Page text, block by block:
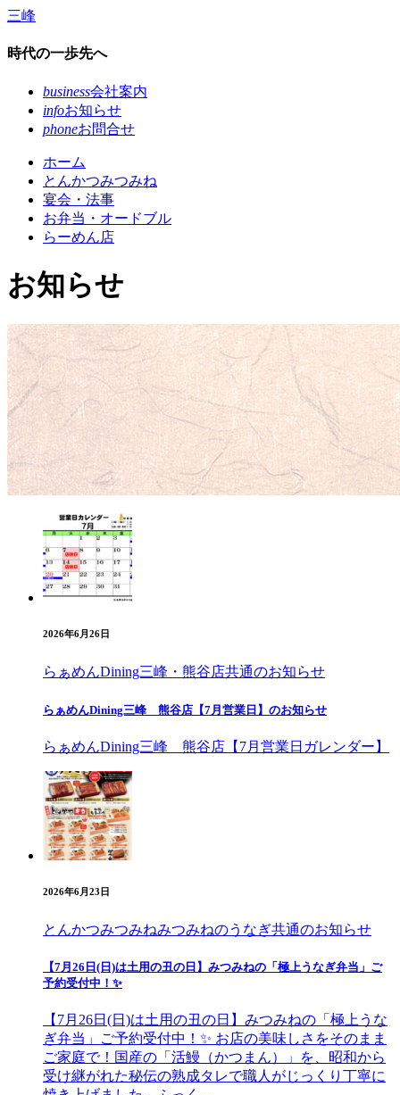
コ
テ
三峰
時代の一歩先へ
business会社案内
infoお知らせ
phoneお問合せ
ホーム
とんかつみつみね
宴会・法事
お弁当・オードブル
らーめん店
お知らせ
2026年6月26日
らぁめんDining三峰・熊谷店共通のお知らせ
らぁめんDining三峰 熊谷店【7月営業日】のお知らせ
らぁめんDining三峰 熊谷店【7月営業日ガレンダー】
2026年6月23日
とんかつみつみねみつみねのうなぎ共通のお知らせ
【7月26日(日)は土用の丑の日】みつみねの「極上うなぎ弁当」ご
予約受付中！✨
【7月26日(日)は土用の丑の日】みつみねの「極上うな
ぎ弁当」ご予約受付中！✨ お店の美味しさをそのまま
ご家庭で！国産の「活鰻（かつまん）」を、昭和から
受け継がれた秘伝の熟成タレで職人がじっくり丁寧に